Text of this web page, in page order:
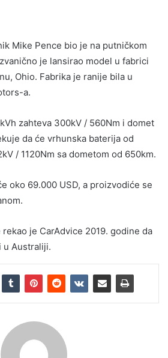
Mike Pence bio je na putničkom
je lansirao model u fabrici
Ohio. Fabrika je ranije bila u
a.
zahteva 300kV / 560Nm i domet
da će vrhunska baterija od
/ 1120Nm sa dometom od 650km.
oko 69.000 USD, a proizvodiće se
je CarAdvice 2019. godine da
u Australiji.